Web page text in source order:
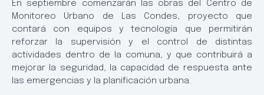
En septiembre comenzarán las obras del Centro de
Monitoreo Urbano de Las Condes, proyecto que
contará con equipos y tecnología que permitirán
reforzar la supervisión y el control de distintas
actividades dentro de la comuna, y que contribuirá a
mejorar la seguridad, la capacidad de respuesta ante
las emergencias y la planificación urbana.